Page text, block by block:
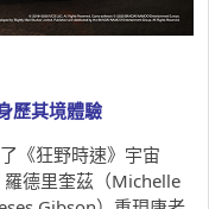
歷其境體驗
《狂野時速》宇宙
德里奎茲（Michelle